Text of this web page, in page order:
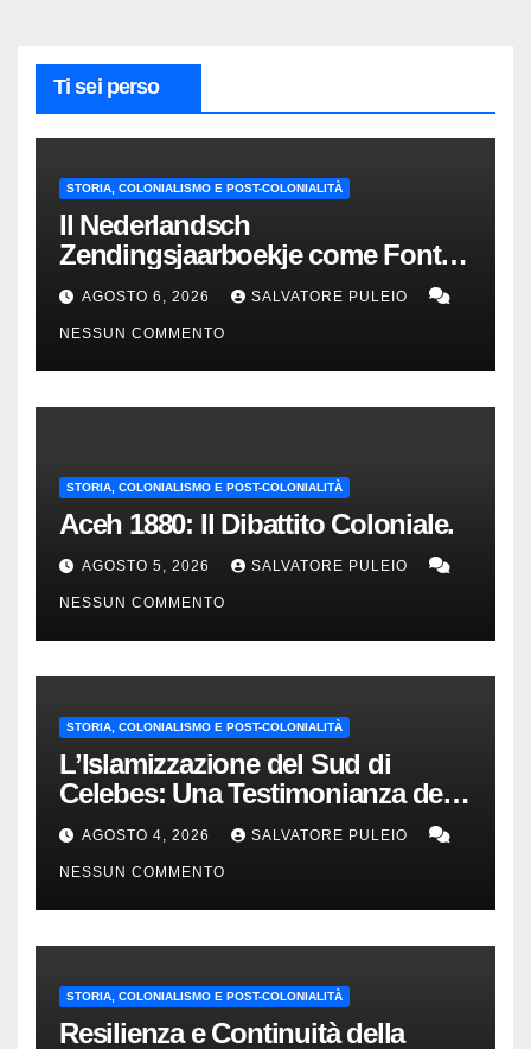
Ti sei perso
STORIA, COLONIALISMO E POST-COLONIALITÀ
Il Nederlandsch
Zendingsjaarboekje come Fonte
Storica delle Indie Orientali
Olandesi
AGOSTO 6, 2026 SALVATORE PULEIO
NESSUN COMMENTO
STORIA, COLONIALISMO E POST-COLONIALITÀ
Aceh 1880: Il Dibattito Coloniale.
AGOSTO 5, 2026 SALVATORE PULEIO
NESSUN COMMENTO
STORIA, COLONIALISMO E POST-COLONIALITÀ
L’Islamizzazione del Sud di
Celebes: Una Testimonianza del
1840.
AGOSTO 4, 2026 SALVATORE PULEIO
NESSUN COMMENTO
STORIA, COLONIALISMO E POST-COLONIALITÀ
Resilienza e Continuità della